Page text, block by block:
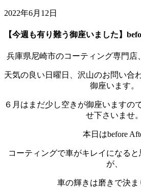
2022年6月12日
【今週も有り難う御座いました】
兵庫県尼崎市のコーティング専門店
天気の良い日曜日、沢山のお問い合
御座います。
６月はまだ少し空きが御座いますの
せ下さいませ。
本日はbefore
コーティングで車がキレイになる
が、
車の輝きは磨きで決ま